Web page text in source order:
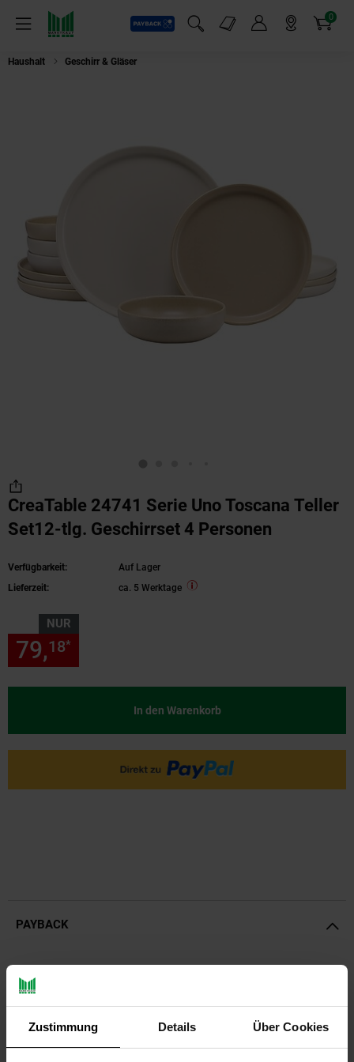
Zustimmung Details Über Cookies
Menü
Payback
Suchfeld einblenden
Markt-Angebote 0
Artikel
Haushalt Geschirr & Gläser
CreaTable 24741 Serie Uno Toscana Teller
Set12-tlg. Geschirrset 4 Personen
Verfügbarkeit:
Auf Lager
Lieferzeit:
ca. 5 Werktage
NUR
79,18*
In den Warenkorb
PAYBACK
Payback Punkte
Produktbeschreibung